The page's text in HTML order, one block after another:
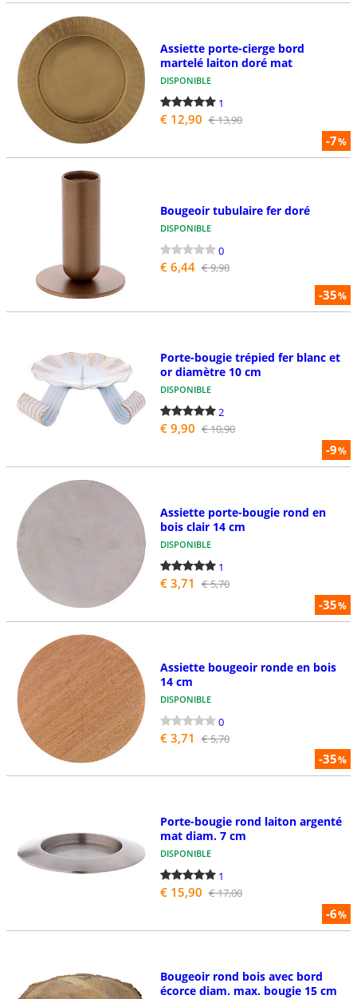
-7%
Assiette porte-cierge bord
martelé laiton doré mat
DISPONIBLE
1
€ 12,90 € 13,90
-35%
Bougeoir tubulaire fer doré
DISPONIBLE
0
€ 6,44 € 9,90
-9%
Porte-bougie trépied fer blanc et
or diamètre 10 cm
DISPONIBLE
2
€ 9,90 € 10,90
-35%
Assiette porte-bougie rond en
bois clair 14 cm
DISPONIBLE
1
€ 3,71 € 5,70
-35%
Assiette bougeoir ronde en bois
14 cm
DISPONIBLE
0
€ 3,71 € 5,70
-6%
Porte-bougie rond laiton argenté
mat diam. 7 cm
DISPONIBLE
1
€ 15,90 € 17,00
Bougeoir rond bois avec bord
écorce diam. max. bougie 15 cm